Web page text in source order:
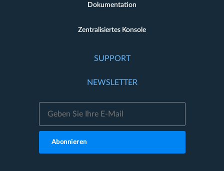
Dokumentation
Zentralisiertes Konsole
SUPPORT
NEWSLETTER
Abonnieren